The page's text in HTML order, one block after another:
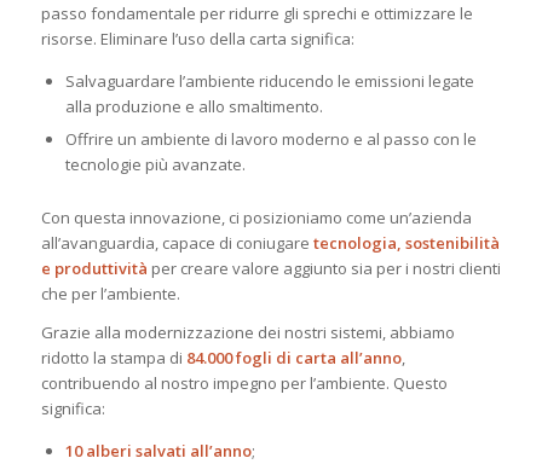
passo fondamentale per ridurre gli sprechi e ottimizzare le
risorse. Eliminare l’uso della carta significa:
Salvaguardare l’ambiente riducendo le emissioni legate
alla produzione e allo smaltimento.
Offrire un ambiente di lavoro moderno e al passo con le
tecnologie più avanzate.
Con questa innovazione, ci posizioniamo come un’azienda
all’avanguardia, capace di coniugare tecnologia, sostenibilità
e produttività per creare valore aggiunto sia per i nostri clienti
che per l’ambiente.
Grazie alla modernizzazione dei nostri sistemi, abbiamo
ridotto la stampa di 84.000 fogli di carta all’anno,
contribuendo al nostro impegno per l’ambiente. Questo
significa:
10 alberi salvati all’anno;